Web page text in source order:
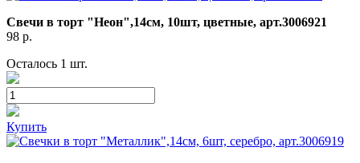
Свечи в торт "Неон",14см, 10шт, цветные, арт.3006921
98 р.
Осталось 1 шт.
Купить